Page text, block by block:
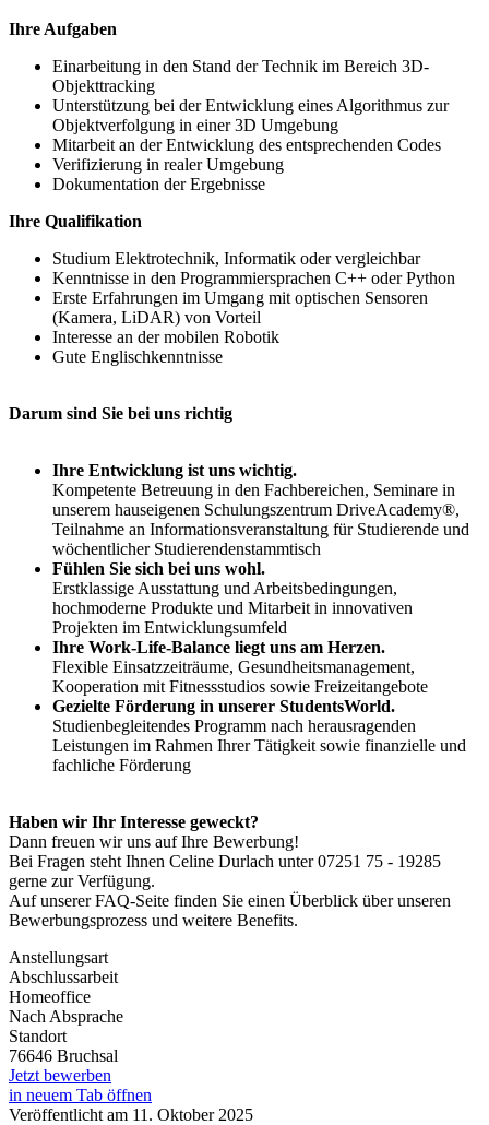
Ihre Aufgaben
Einarbeitung in den Stand der Technik im Bereich 3D-
Objekttracking
Unterstützung bei der Entwicklung eines Algorithmus zur
Objektverfolgung in einer 3D Umgebung
Mitarbeit an der Entwicklung des entsprechenden Codes
Verifizierung in realer Umgebung
Dokumentation der Ergebnisse
Ihre Qualifikation
Studium Elektrotechnik, Informatik oder vergleichbar
Kenntnisse in den Programmiersprachen C++ oder Python
Erste Erfahrungen im Umgang mit optischen Sensoren
(Kamera, LiDAR) von Vorteil
Interesse an der mobilen Robotik
Gute Englischkenntnisse
Darum sind Sie bei uns richtig
Ihre Entwicklung ist uns wichtig.
Kompetente Betreuung in den Fachbereichen, Seminare in
unserem hauseigenen Schulungszentrum DriveAcademy®,
Teilnahme an Informationsveranstaltung für Studierende und
wöchentlicher Studierendenstammtisch
Fühlen Sie sich bei uns wohl.
Erstklassige Ausstattung und Arbeitsbedingungen,
hochmoderne Produkte und Mitarbeit in innovativen
Projekten im Entwicklungsumfeld
Ihre Work-Life-Balance liegt uns am Herzen.
Flexible Einsatzzeiträume, Gesundheitsmanagement,
Kooperation mit Fitnessstudios sowie Freizeitangebote
Gezielte Förderung in unserer StudentsWorld.
Studienbegleitendes Programm nach herausragenden
Leistungen im Rahmen Ihrer Tätigkeit sowie finanzielle und
fachliche Förderung
Haben wir Ihr Interesse geweckt?
Dann freuen wir uns auf Ihre Bewerbung!
Bei Fragen steht Ihnen Celine Durlach unter 07251 75 - 19285
gerne zur Verfügung.
Auf unserer FAQ-Seite finden Sie einen Überblick über unseren
Bewerbungsprozess und weitere Benefits.
Anstellungsart
Abschlussarbeit
Homeoffice
Nach Absprache
Standort
76646 Bruchsal
Jetzt bewerben
in neuem Tab öffnen
Veröffentlicht am 11. Oktober 2025